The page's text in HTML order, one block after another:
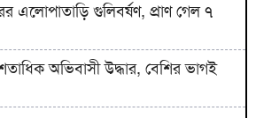
এলোপাতাড়ি গুলিবর্ষণ, প্রাণ গেল ৭
অভিবাসী উদ্ধার, বেশির ভাগই